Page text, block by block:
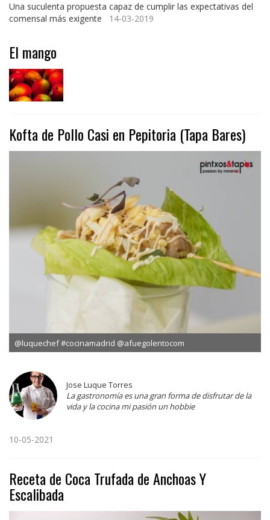
Una suculenta propuesta capaz de cumplir las expectativas del
comensal más exigente 14-03-2019
El mango
Kofta de Pollo Casi en Pepitoria (Tapa Bares)
@luquechef #cocinamadrid @afuegolentocom
Jose Luque Torres
La gastronomía es una gran forma de disfrutar de la
vida y la cocina mi pasión un hobbie
10-05-2021
Receta de Coca Trufada de Anchoas Y
Escalibada